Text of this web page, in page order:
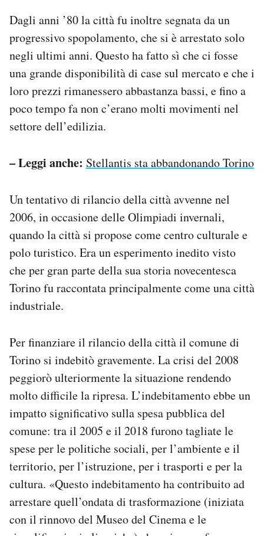
Dagli anni ’80 la città fu inoltre segnata da un
progressivo spopolamento, che si è arrestato solo
negli ultimi anni. Questo ha fatto sì che ci fosse
una grande disponibilità di case sul mercato e che i
loro prezzi rimanessero abbastanza bassi, e fino a
poco tempo fa non c’erano molti movimenti nel
settore dell’edilizia.
– Leggi anche: Stellantis sta abbandonando Torino
Un tentativo di rilancio della città avvenne nel
2006, in occasione delle Olimpiadi invernali,
quando la città si propose come centro culturale e
polo turistico. Era un esperimento inedito visto
che per gran parte della sua storia novecentesca
Torino fu raccontata principalmente come una città
industriale.
Per finanziare il rilancio della città il comune di
Torino si indebitò gravemente. La crisi del 2008
peggiorò ulteriormente la situazione rendendo
molto difficile la ripresa. L’indebitamento ebbe un
impatto significativo sulla spesa pubblica del
comune: tra il 2005 e il 2018 furono tagliate le
spese per le politiche sociali, per l’ambiente e il
territorio, per l’istruzione, per i trasporti e per la
cultura. «Questo indebitamento ha contribuito ad
arrestare quell’ondata di trasformazione (iniziata
con il rinnovo del Museo del Cinema e le